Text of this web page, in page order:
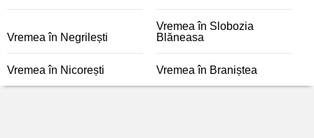
Vremea în Negrilești
Vremea în Slobozia
Blăneasa
Vremea în Nicorești Vremea în Braniștea